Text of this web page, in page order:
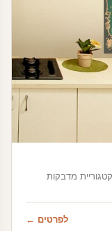
מדבקות
לפרטים ←